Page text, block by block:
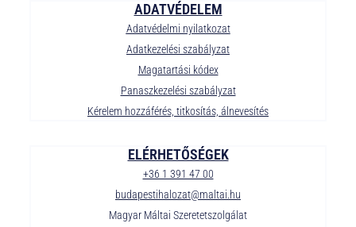
ELÉRHETŐSÉGEK
+36 1 391 47 00
budapestihalozat@maltai.hu
Magyar Máltai Szeretetszolgálat
ADATVÉDELEM
Adatvédelmi nyilatkozat
Adatkezelési szabályzat
Magatartási kódex
Panaszkezelési szabályzat
Kérelem hozzáférés, titkosítás, álnevesítés